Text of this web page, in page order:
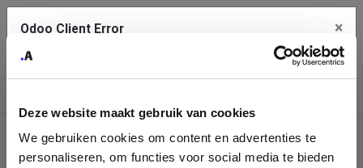
Deze website maakt gebruik van cookies
We gebruiken cookies om content en advertenties te
personaliseren, om functies voor social media te bieden
Company
Odoo Client Error ×
service.